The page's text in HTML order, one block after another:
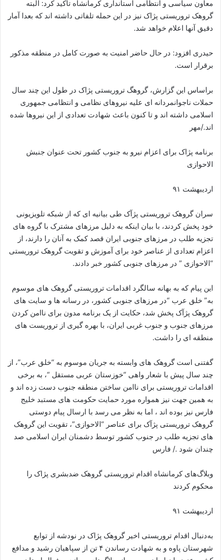
معاون سیاسی و انتظامی استانداری کرمانشاه تاکید کرد: البته
گروهک تروریستی پژاک نیز در این حمله تلفاتی داشته اند که بعدا آمار
دقیق آنها اعلام خواهد شد.
حیدری افزود: در حال حاضر امنیت به صورت کامل در منطقه مذکور
برقرار است.
براساس این گزارش، گروهگ تروریستی پژاک در طول این چند سال
حملات ناجوانمردانه ای علیه نیروهای نظامی و انتظامی جمهوری
اسلامی داشته اند و تا کنون باعث شهادت تعدادی از این نیروها شده
اند./مهر
برنامه پژاک برای اعزام نیرو به جنوب کشور تحت عنوان جنبش
الاحوازی
اردیبهشت ۹۱
سران گروهک تروریستی پژآک طی بیانیه ای که از شبکه تلویزیونی
خود پخش کردند، با بیان اینکه به دلیل مرزهای مشترک با گروه های
تجزیه طلب در مرزهای جنوبی ایران قصد کمک به آنان را دارند، از
اعزام تعدادی از عناصر خود برای آموزش و تقویت گروهک تروریستی
“الاحوازی ” در مرزهای جنوبی کشور خبر دادند.
این پیام که به بهانه سالگرد اقدامات تروریستی گروهک های موسوم
به” خلق عرب “در مرزهای جنوبی کشور، در رسانه ها و سایت های
گروهک پژآک پخش شد، حکایت از یک برنامه مدون برای ناامن کردن
مرزهای جنوب و جنوب غربی ایران، با بهره گیری از تروریست های
منطقه ای را داشت.
گفتنی است گروهک های وابسته به جریان موسوم به “خلق عرب”، از
چند سال پیش با شعار واهی “خوزستان عربی مستقل “، به برخی
اقدامات تروریستی برای ناامن ساختن منطقه جنوب دست زده اند و
به همین جهت نیز همواره مورد حمایت حکومت های مستبد خلیج
فارس نیز بوده اند ، اما به نظر می رسد با ارسال پیام دوستی
گروهک تروریستی پژآک برای عناصر “الاحوازی”، تقویت این گروهک
های تجزیه طلب در جنوب کشور توسط دشمنان ایران اسلامی صد
چندان شود ./ فارس
وبلاگ‌های کرمانشاه اقدام تروریستی گروهک ضدبشری پژاک را
محکوم کردند
اردیبهشت ۹۱
به‌دنبال اقدام تروریستی اخیر گروهک پژاک در نودشه از توابع
شهرستان پاوه و به شهادت رساندن ۴ تن از سپاهیان رشید و مدافع